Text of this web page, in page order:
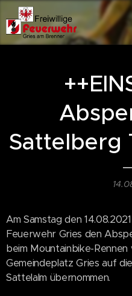
Sattelberg
Am Samstag den
Feuerwehr Gries den
beim Mountainbike-Rennen
Gemeindeplatz Gries auf die
Sattelalm übernommen.